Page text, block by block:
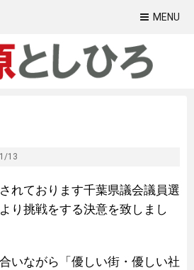
MENU
13
れております千葉県議会議員選
り挑戦をする決意を致しまし
いながら「優しい街・優しい社